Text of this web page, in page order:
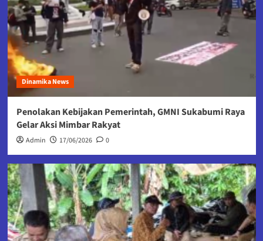
Dinamika News
Penolakan Kebijakan Pemerintah, GMNI Sukabumi Raya
Gelar Aksi Mimbar Rakyat
Admin 17/06/2026 0